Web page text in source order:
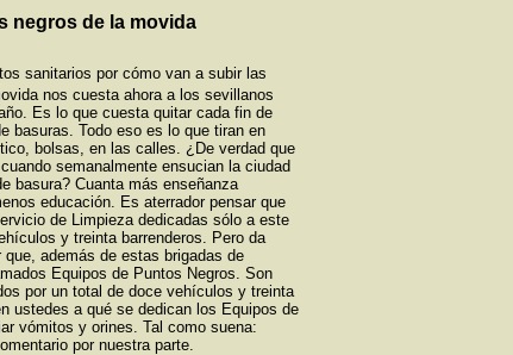
negros de la movida
sanitarios por cómo van a subir las
nos cuesta ahora a los sevillanos
Es lo que cuesta quitar cada fin de
basuras. Todo eso es lo que tiran en
bolsas, en las calles. ¿De verdad que
semanalmente ensucian la ciudad
basura? Cuanta más enseñanza
educación. Es aterrador pensar que
de Limpieza dedicadas sólo a este
y treinta barrenderos. Pero da
además de estas brigadas de
Equipos de Puntos Negros. Son
por un total de doce vehículos y treinta
ustedes a qué se dedican los Equipos de
vómitos y orines. Tal como suena:
por nuestra parte.